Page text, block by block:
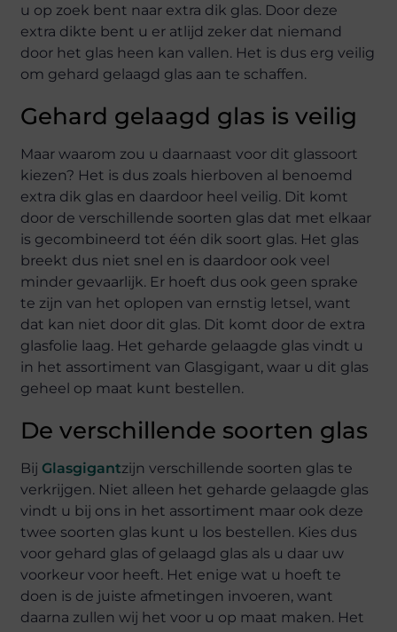
u op zoek bent naar extra dik glas. Door deze
extra dikte bent u er atlijd zeker dat niemand
door het glas heen kan vallen. Het is dus erg veilig
om gehard gelaagd glas aan te schaffen.
Gehard gelaagd glas is veilig
Maar waarom zou u daarnaast voor dit glassoort
kiezen? Het is dus zoals hierboven al benoemd
extra dik glas en daardoor heel veilig. Dit komt
door de verschillende soorten glas dat met elkaar
is gecombineerd tot één dik soort glas. Het glas
breekt dus niet snel en is daardoor ook veel
minder gevaarlijk. Er hoeft dus ook geen sprake
te zijn van het oplopen van ernstig letsel, want
dat kan niet door dit glas. Dit komt door de extra
glasfolie laag. Het geharde gelaagde glas vindt u
in het assortiment van Glasgigant, waar u dit glas
geheel op maat kunt bestellen.
De verschillende soorten glas
Bij Glasgigantzijn verschillende soorten glas te
verkrijgen. Niet alleen het geharde gelaagde glas
vindt u bij ons in het assortiment maar ook deze
twee soorten glas kunt u los bestellen. Kies dus
voor gehard glas of gelaagd glas als u daar uw
voorkeur voor heeft. Het enige wat u hoeft te
doen is de juiste afmetingen invoeren, want
daarna zullen wij het voor u op maat maken. Het